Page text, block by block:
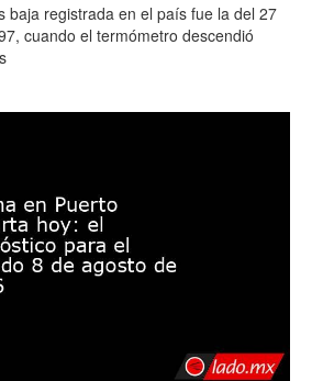
baja registrada en el país fue la del 27
cuando el termómetro descendió